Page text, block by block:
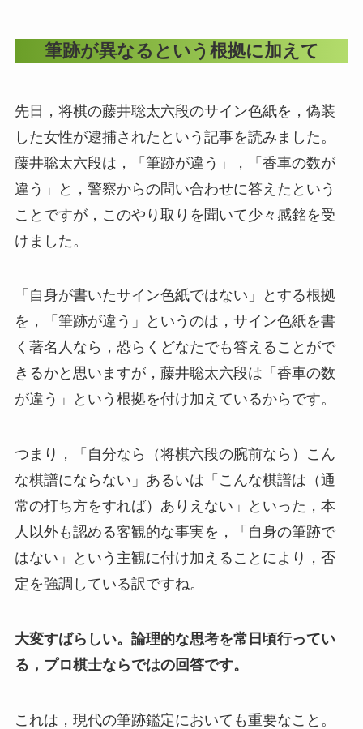
筆跡が異なるという根拠に加えて
先日，将棋の藤井聡太六段のサイン色紙を，偽装
した女性が逮捕されたという記事を読みました。
藤井聡太六段は，「筆跡が違う」，「香車の数が
違う」と，警察からの問い合わせに答えたという
ことですが，このやり取りを聞いて少々感銘を受
けました。
「自身が書いたサイン色紙ではない」とする根拠
を，「筆跡が違う」というのは，サイン色紙を書
く著名人なら，恐らくどなたでも答えることがで
きるかと思いますが，藤井聡太六段は「香車の数
が違う」という根拠を付け加えているからです。
つまり，「自分なら（将棋六段の腕前なら）こん
な棋譜にならない」あるいは「こんな棋譜は（通
常の打ち方をすれば）ありえない」といった，本
人以外も認める客観的な事実を，「自身の筆跡で
はない」という主観に付け加えることにより，否
定を強調している訳ですね。
大変すばらしい。論理的な思考を常日頃行ってい
る，プロ棋士ならではの回答です。
これは，現代の筆跡鑑定においても重要なこと。